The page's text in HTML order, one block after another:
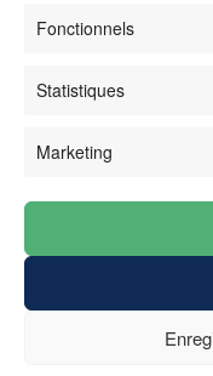
Fonctionnels
Statistiques
Marketing
Over ons